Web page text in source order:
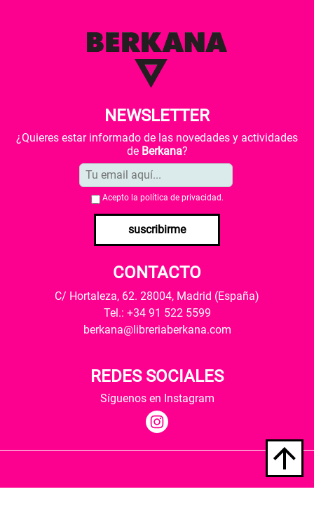
NEWSLETTER
¿Quieres estar informado de las novedades y actividades
de Berkana?
Acepto la política de privacidad .
suscribirme
CONTACTO
C/ Hortaleza, 62. 28004, Madrid (España)
Tel.: +34 91 522 5599
berkana@libreriaberkana.com
REDES SOCIALES
Síguenos en Instagram